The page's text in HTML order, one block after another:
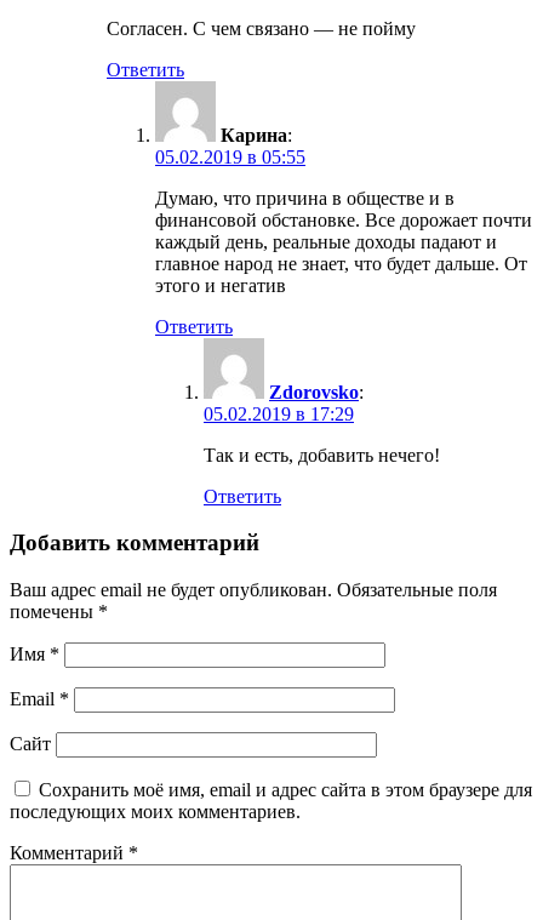
Согласен. С чем связано — не пойму
Ответить
Карина:
05.02.2019 в 05:55
Думаю, что причина в обществе и в
финансовой обстановке. Все дорожает почти
каждый день, реальные доходы падают и
главное народ не знает, что будет дальше. От
этого и негатив
Ответить
Zdorovsko:
05.02.2019 в 17:29
Так и есть, добавить нечего!
Ответить
Добавить комментарий
Ваш адрес email не будет опубликован. Обязательные поля
помечены *
Имя *
Email *
Сайт
Сохранить моё имя, email и адрес сайта в этом браузере для
последующих моих комментариев.
Комментарий *